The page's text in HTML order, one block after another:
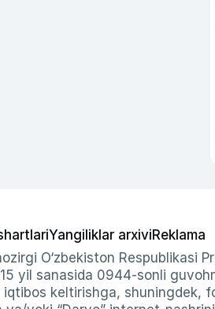
Yangiliklar arxiviReklama
O‘zbekiston Respublikasi
yil sanasida 0944-sonli
iqtibos keltirishga,